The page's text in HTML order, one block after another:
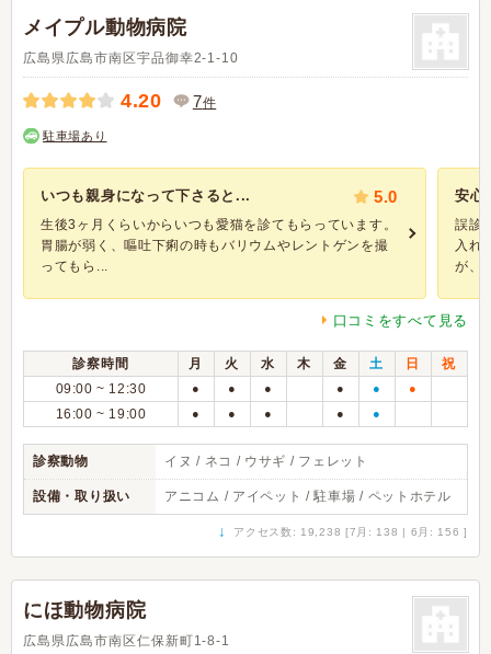
メイプル動物病院
広島県広島市南区宇品御幸2-1-10
4.20 7件
駐車場あり
いつも親身になって下さると... 5.0
生後3ヶ月くらいからいつも愛猫を診てもらっています。
胃腸が弱く、嘔吐下痢の時もバリウムやレントゲンを撮
ってもら...
安心
誤診
入れ
が、
口コミをすべて見る
診察時間 月 火 水 木 金 土 日
祝
09:00 ~ 12:30
● ● ● ● ● ●
16:00 ~ 19:00 ● ● ● ● ●
診察動物 イヌ / ネコ / ウサギ / フェレット
設備・取り扱い アニコム / アイペット / 駐車場 / ペットホテル
↓ アクセス数: 19,238 [7月: 138 | 6月: 156 ]
にほ動物病院
広島県広島市南区仁保新町1-8-1